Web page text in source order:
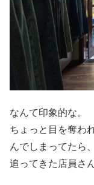
なんて印象的な。
ちょっと目を奪わ
んでしまってたら
追ってきた店員さ